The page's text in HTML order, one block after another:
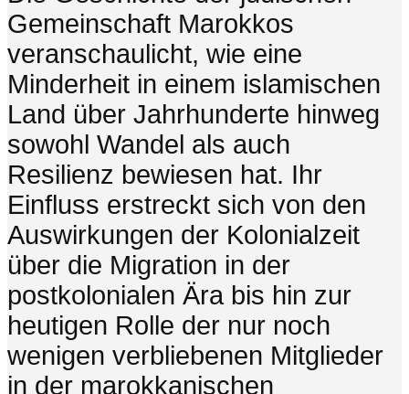
Gemeinschaft Marokkos
veranschaulicht, wie eine
Minderheit in einem islamischen
Land über Jahrhunderte hinweg
sowohl Wandel als auch
Resilienz bewiesen hat. Ihr
Einfluss erstreckt sich von den
Auswirkungen der Kolonialzeit
über die Migration in der
postkolonialen Ära bis hin zur
heutigen Rolle der nur noch
wenigen verbliebenen Mitglieder
in der marokkanischen